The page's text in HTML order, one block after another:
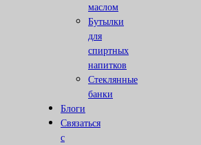
маслом
Бутылки
для
спиртных
напитков
Стеклянные
банки
Блоги
Связаться
с